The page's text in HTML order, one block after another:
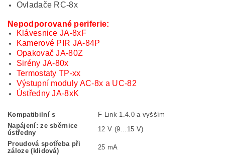
Ovladače RC-8x
Nepodporované periferie:
Klávesnice JA-8xF
Kamerové PIR JA-84P
Opakovač JA-80Z
Sirény JA-80x
Termostaty TP-xx
Výstupní moduly AC-8x a UC-82
Ústředny JA-8xK
Kompatibilní s
F-Link 1.4.0 a vyšším
Napájení: ze sběrnice
ústředny
12 V (9…15 V)
Proudová spotřeba při
záloze (klidová)
25 mA